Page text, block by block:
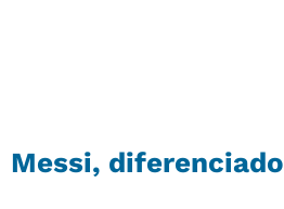
Messi, diferenciado